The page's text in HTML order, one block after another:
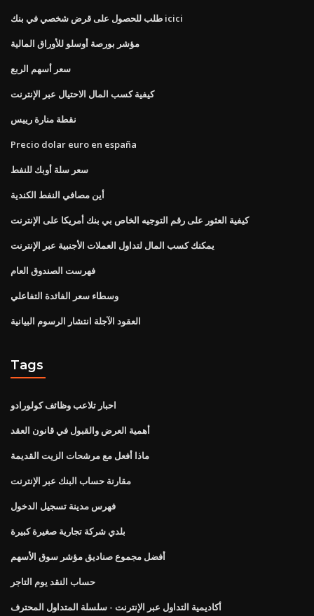
طلب للحصول على قرض شخصي في بنك icici
مؤشر بورصة أوسلو للأوراق المالية
سعر أسهم الربع
كيفية كسب المال الاحتيال عبر الإنترنت
نقطة منارة رييس
Precio dolar euro en españa
سعر سلة أوبك للنفط
أين مصافي النفط الكندية
كيفية العثور على رقم التوجيه الخاص بي بنك أمريكا على الإنترنت
يمكنك كسب المال لتداول العملات الأجنبية عبر الإنترنت
فهرست الصندوق العام
وسطاء سعر الفائدة التفاعلي
العقود الآجلة انتشار الرسوم البيانية
Tags
احبار تلاعب وظائف كولورادو
أهمية العرض والقبول في قانون العقد
ماذا أفعل مع مرشحات الزيت القديمة
مقارنة حساب البنك عبر الإنترنت
فهرس مدينة تسجيل الدخول
بلدي شركة تجارية صغيرة كبيرة
أفضل مجموع صناديق مؤشر سوق الأسهم
حساب النقد يوم التاجر
أكاديمية التداول عبر الإنترنت - سلسلة المتداول المحترف